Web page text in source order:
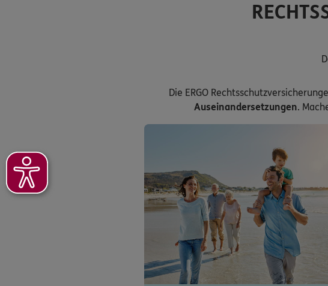
Die ERGO
Auseinandersetzungen.